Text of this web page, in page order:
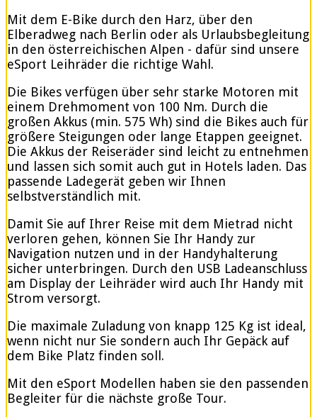
Mit dem E-Bike durch den Harz, über den
Elberadweg nach Berlin oder als Urlaubsbegleitung
in den österreichischen Alpen - dafür sind unsere
eSport Leihräder die richtige Wahl.
Die Bikes verfügen über sehr starke Motoren mit
einem Drehmoment von 100 Nm. Durch die
großen Akkus (min. 575 Wh) sind die Bikes auch für
größere Steigungen oder lange Etappen geeignet.
Die Akkus der Reiseräder sind leicht zu entnehmen
und lassen sich somit auch gut in Hotels laden. Das
passende Ladegerät geben wir Ihnen
selbstverständlich mit.
Damit Sie auf Ihrer Reise mit dem Mietrad nicht
verloren gehen, können Sie Ihr Handy zur
Navigation nutzen und in der Handyhalterung
sicher unterbringen. Durch den USB Ladeanschluss
am Display der Leihräder wird auch Ihr Handy mit
Strom versorgt.
Die maximale Zuladung von knapp 125 Kg ist ideal,
wenn nicht nur Sie sondern auch Ihr Gepäck auf
dem Bike Platz finden soll.
Mit den eSport Modellen haben sie den passenden
Begleiter für die nächste große Tour.